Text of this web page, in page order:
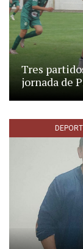
Tres
jornada de